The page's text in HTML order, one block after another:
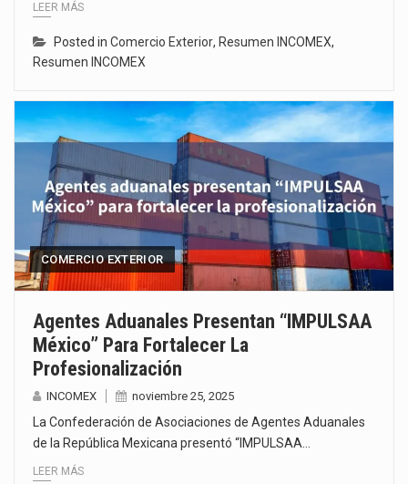
LEER MÁS
Posted in Comercio Exterior, Resumen INCOMEX,
Resumen INCOMEX
COMERCIO EXTERIOR
Agentes Aduanales Presentan “IMPULSAA
México” Para Fortalecer La
Profesionalización
INCOMEX noviembre 25, 2025
La Confederación de Asociaciones de Agentes Aduanales
de la República Mexicana presentó “IMPULSAA…
LEER MÁS